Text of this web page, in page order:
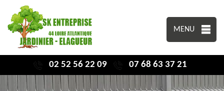
MENU
02 52 56 22 09 07 68 63 37 21